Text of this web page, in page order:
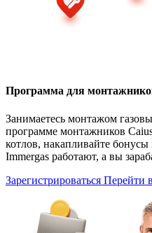
Программа для
Занимаетесь монтажом
программе монтажников
котлов, накапливайте
Immergas работают, а вы
Зарегистрироваться Перейти